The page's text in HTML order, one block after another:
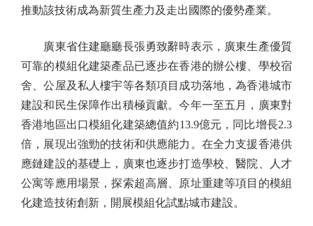
推動該技術成為新質生產力及走出國際的優勢產業。
廣東省住建廳廳長張勇致辭時表示，廣東生產優質
可靠的模組化建築產品已逐步在香港的辦公樓、學校宿
舍、公屋及私人樓宇等各類項目成功落地，為香港城市
建設和民生保障作出積極貢獻。今年一至五月，廣東對
香港地區出口模組化建築總值約13.9億元，同比增長2.3
倍，展現出強勁的技術和供應能力。在全力支援香港供
應鏈建設的基礎上，廣東也逐步打造學校、醫院、人才
公寓等應用場景，探索超高層、原址重建等項目的模組
化建造技術創新，開展模組化試點城市建設。